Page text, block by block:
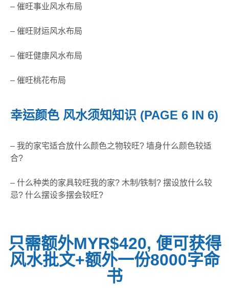
– 催旺事业风水布局
– 催旺财运风水布局
– 催旺健康风水布局
– 催旺桃花布局
幸运颜色 风水须知知识 (PAGE 6 IN 6)
– 我的家宅适合放什么颜色之物较旺? 墙身什么颜色较适
合?
– 什么种类的家具较旺我的家? 木制/铁制? 摆设放什么较
忌? 什么摆设多摆会较旺?
只需额外MYR$420, 便可获得
风水批文+额外一份8000字命
书